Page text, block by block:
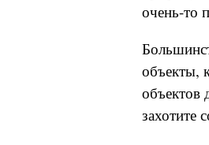
очень-то
объекты,
объектов
захотите